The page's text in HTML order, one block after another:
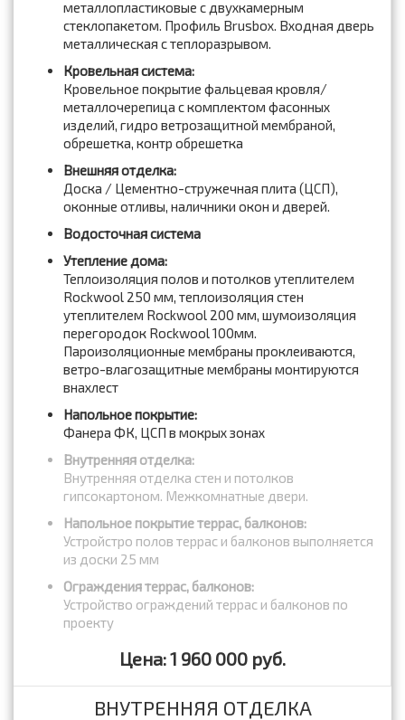
металлопластиковые с двухкамерным
стеклопакетом. Профиль Brusbox. Входная дверь
металлическая с теплоразрывом.
Кровельная система:
Кровельное покрытие фальцевая кровля/
металлочерепица с комплектом фасонных
изделий, гидро ветрозащитной мембраной,
обрешетка, контр обрешетка
Внешняя отделка:
Доска / Цементно-стружечная плита (ЦСП),
оконные отливы, наличники окон и дверей.
Водосточная система
Утепление дома:
Теплоизоляция полов и потолков утеплителем
Rockwool 250 мм, теплоизоляция стен
утеплителем Rockwool 200 мм, шумоизоляция
перегородок Rockwool 100мм.
Пароизоляционные мембраны проклеиваются,
ветро-влагозащитные мембраны монтируются
внахлест
Напольное покрытие:
Фанера ФК, ЦСП в мокрых зонах
Внутренняя отделка:
Внутренняя отделка стен и потолков
гипсокартоном. Межкомнатные двери.
Напольное покрытие террас, балконов:
Устройстро полов террас и балконов выполняется
из доски 25 мм
Ограждения террас, балконов:
Устройство ограждений террас и балконов по
проекту
Цена: 1 960 000 руб.
ВНУТРЕННЯЯ ОТДЕЛКА